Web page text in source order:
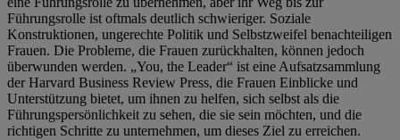
Führungsrolle ist oftmals deutlich schwieriger. Soziale
Konstruktionen, ungerechte Politik und Selbstzweifel benachteiligen
Frauen. Die Probleme, die Frauen zurückhalten, können jedoch
überwunden werden. „You, the Leader“ ist eine Aufsatzsammlung
der Harvard Business Review Press, die Frauen Einblicke und
Unterstützung bietet, um ihnen zu helfen, sich selbst als die
Führungspersönlichkeit zu sehen, die sie sein möchten, und die
richtigen Schritte zu unternehmen, um dieses Ziel zu erreichen.